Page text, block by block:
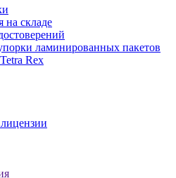
на складе
ламинированных пакетов
Rex